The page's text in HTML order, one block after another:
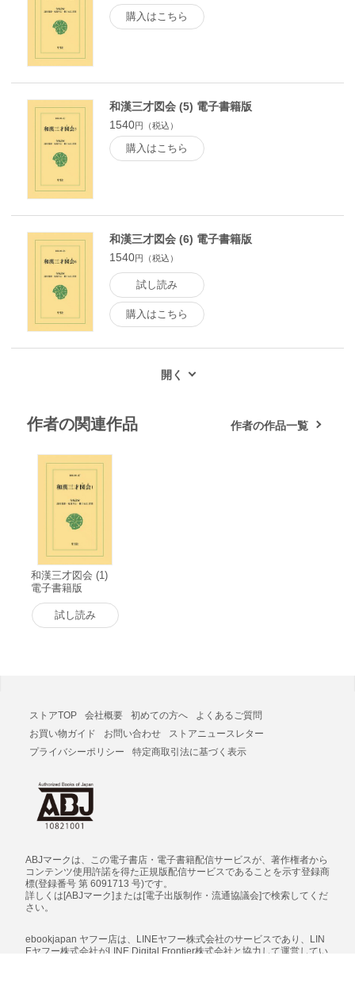
購入はこちら
和漢三才図会 (5) 電子書籍版
1540円（税込）
購入はこちら
和漢三才図会 (6) 電子書籍版
1540円（税込）
試し読み
購入はこちら
作者の関連作品 作者の作品一覧
和漢三才図会 (1)
電子書籍版
試し読み
ストアTOP 会社概要 初めての方へ
よくあるご質問
お買い物ガイド
お問い合わせ
ストアニュースレター
プライバシーポリシー
特定商取引法に基づく表示
ABJマークは、この電子書店・電子書籍配信サービスが、著作権者から
コンテンツ使用許諾を得た正規版配信サービスであることを示す登録商
標(登録番号 第 6091713 号)です。
詳しくは[ABJマーク]または[電子出版制作・流通協議会]で検索してくだ
さい。
ebookjapan ヤフー店は、LINEヤフー株式会社のサービスであり、LIN
Eヤフー株式会社がLINE Digital Frontier株式会社と協力して運営してい